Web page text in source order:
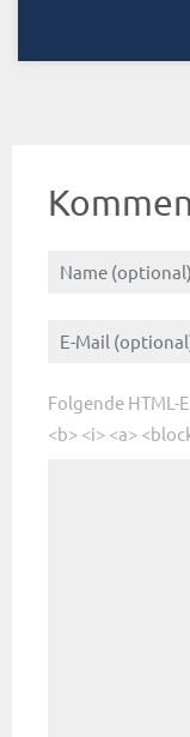
Folgende
<b> <i> <a>